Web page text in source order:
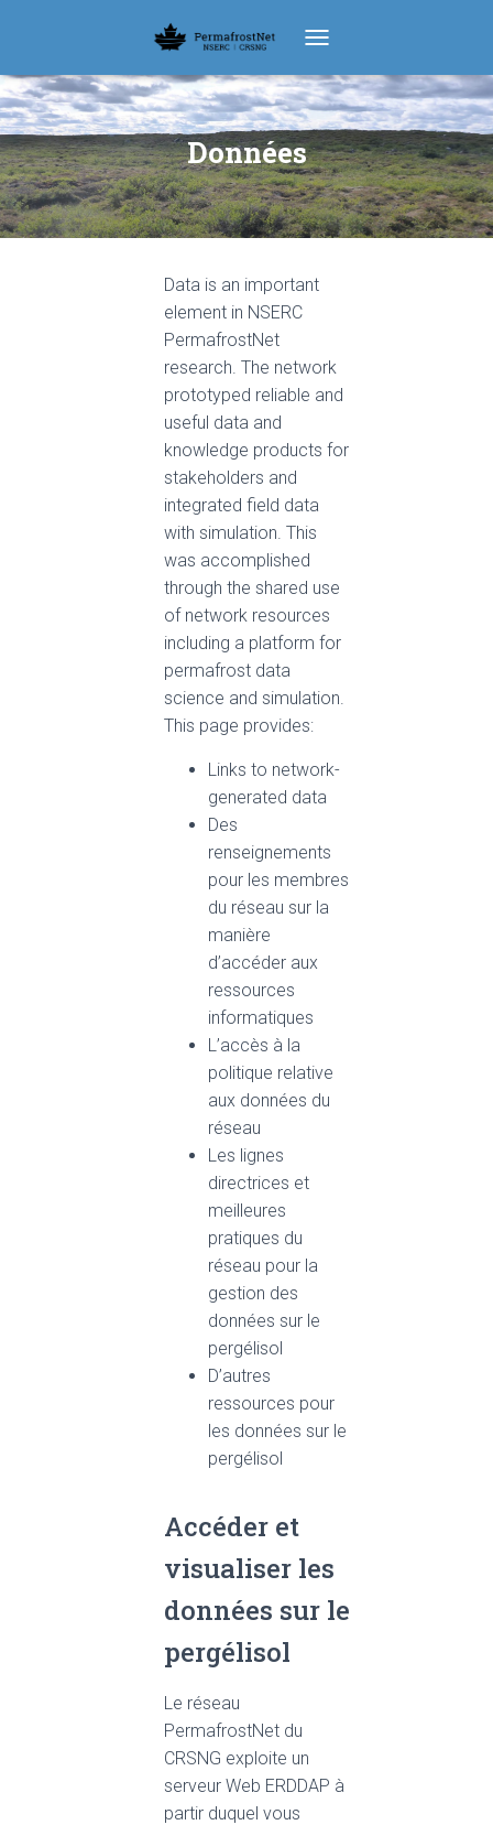
Données
Data is an important
element in NSERC
PermafrostNet
research. The network
prototyped reliable and
useful data and
knowledge products for
stakeholders and
integrated field data
with simulation. This
was accomplished
through the shared use
of network resources
including a platform for
permafrost data
science and simulation.
This page provides:
Links to network-
generated data
Des
renseignements
pour les membres
du réseau sur la
manière
d’accéder aux
ressources
informatiques
L’accès à la
politique relative
aux données du
réseau
Les lignes
directrices et
meilleures
pratiques du
réseau pour la
gestion des
données sur le
pergélisol
D’autres
ressources pour
les données sur le
pergélisol
Accéder et
visualiser les
données sur le
pergélisol
Le réseau
PermafrostNet du
CRSNG exploite un
serveur Web ERDDAP à
partir duquel vous